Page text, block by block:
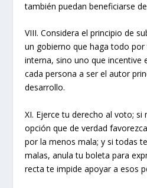
también puedan beneficiarse
VIII. Considera el principio de
un gobierno que haga todo
interna, sino uno que incentive
cada persona a ser el autor
desarrollo.
XI. Ejerce tu derecho al voto; si
opción que de verdad
por la menos mala; y si todas
malas, anula tu boleta para
recta te impide apoyar a esos